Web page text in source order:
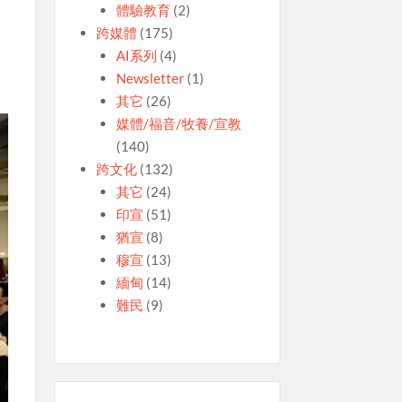
體驗教育 (2)
跨媒體 (175)
AI系列 (4)
Newsletter (1)
其它 (26)
媒體/福音/牧養/宣教
(140)
跨文化 (132)
其它 (24)
印宣 (51)
猶宣 (8)
穆宣 (13)
緬甸 (14)
難民 (9)